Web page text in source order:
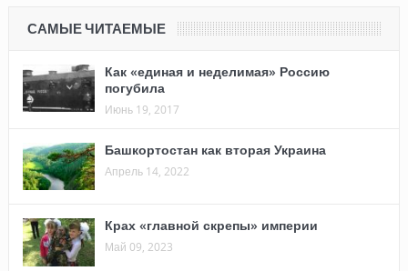
САМЫЕ ЧИТАЕМЫЕ
Как «единая и неделимая» Россию
погубила
Июнь 19, 2017
Башкортостан как вторая Украина
Апрель 14, 2022
Крах «главной скрепы» империи
Май 09, 2023